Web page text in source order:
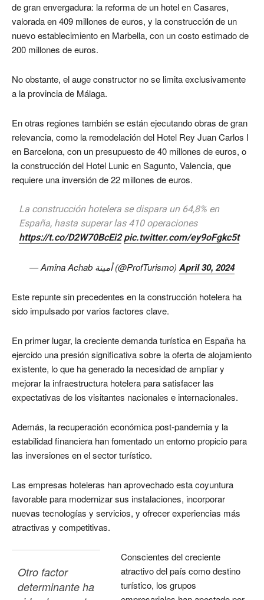
de gran envergadura: la reforma de un hotel en Casares,
valorada en 409 millones de euros, y la construcción de un
nuevo establecimiento en Marbella, con un costo estimado de
200 millones de euros.
No obstante, el auge constructor no se limita exclusivamente
a la provincia de Málaga.
En otras regiones también se están ejecutando obras de gran
relevancia, como la remodelación del Hotel Rey Juan Carlos I
en Barcelona, con un presupuesto de 40 millones de euros, o
la construcción del Hotel Lunic en Sagunto, Valencia, que
requiere una inversión de 22 millones de euros.
La construcción hotelera se dispara un 64,8% en
España, hasta superar las 410 operaciones
https://t.co/D2W70BcEi2 pic.twitter.com/ey9oFgkc5t
— Amina Achab أمينة (@ProfTurismo) April 30, 2024
Este repunte sin precedentes en la construcción hotelera ha
sido impulsado por varios factores clave.
En primer lugar, la creciente demanda turística en España ha
ejercido una presión significativa sobre la oferta de alojamiento
existente, lo que ha generado la necesidad de ampliar y
mejorar la infraestructura hotelera para satisfacer las
expectativas de los visitantes nacionales e internacionales.
Además, la recuperación económica post-pandemia y la
estabilidad financiera han fomentado un entorno propicio para
las inversiones en el sector turístico.
Las empresas hoteleras han aprovechado esta coyuntura
favorable para modernizar sus instalaciones, incorporar
nuevas tecnologías y servicios, y ofrecer experiencias más
atractivas y competitivas.
Otro factor
determinante ha
Conscientes del creciente
atractivo del país como destino
turístico, los grupos